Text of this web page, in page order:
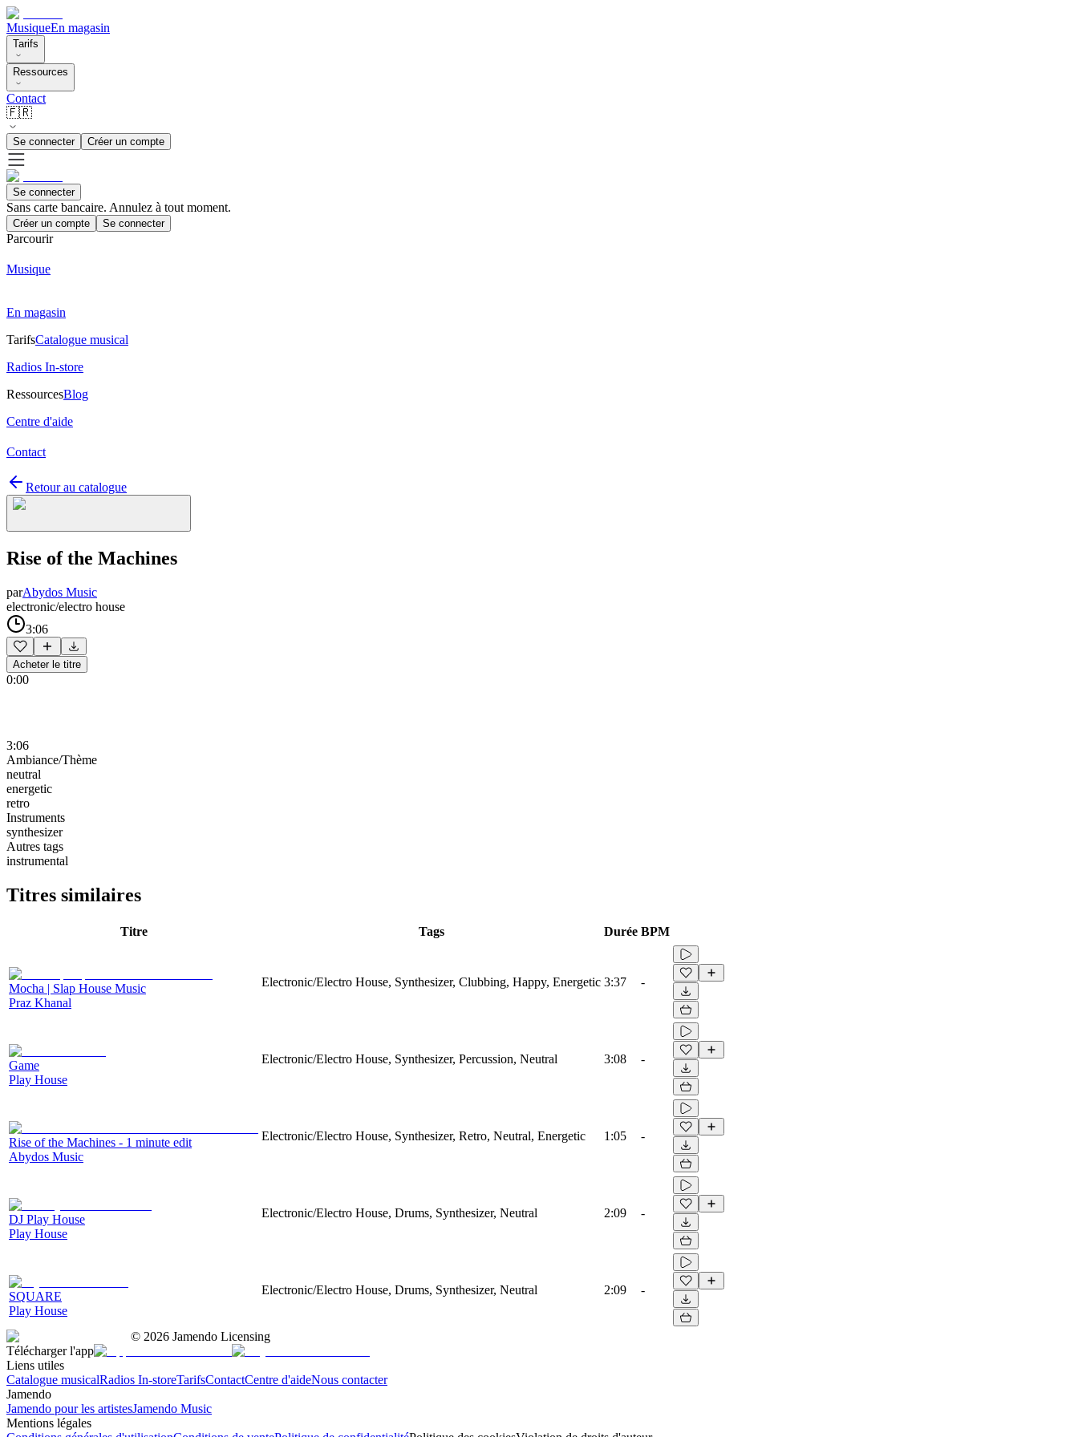
MusiqueEn magasin
Tarifs
Ressources
Contact
🇫🇷
Se connecter Créer un compte
Se connecter
Sans carte bancaire. Annulez à tout moment.
Créer un compte Se connecter
Parcourir
Musique
En magasin
TarifsCatalogue musical
Radios In-store
RessourcesBlog
Centre d'aide
Contact
Retour au catalogue
Rise of the Machines
parAbydos Music
electronic/electro house
3:06
Acheter le titre
0:00
3:06
Ambiance/Thème
neutral
energetic
retro
Instruments
synthesizer
Autres tags
instrumental
Titres similaires
Titre Tags Durée BPM
Mocha | Slap House Music
Praz Khanal
Electronic/Electro House, Synthesizer, Clubbing, Happy, Energetic 3:37 -
Game
Play House
Electronic/Electro House, Synthesizer, Percussion, Neutral 3:08 -
Rise of the Machines - 1 minute edit
Abydos Music
Electronic/Electro House, Synthesizer, Retro, Neutral, Energetic 1:05 -
DJ Play House
Play House
Electronic/Electro House, Drums, Synthesizer, Neutral 2:09 -
SQUARE
Play House
Electronic/Electro House, Drums, Synthesizer, Neutral 2:09 -
© 2026 Jamendo Licensing
Télécharger l'app
Liens utiles
Catalogue musicalRadios In-storeTarifsContactCentre d'aideNous contacter
Jamendo
Jamendo pour les artistesJamendo Music
Mentions légales